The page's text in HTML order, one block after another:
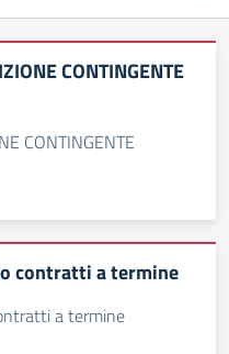
CONTINGENTE
CONTINGENTE
contratti a termine
a termine